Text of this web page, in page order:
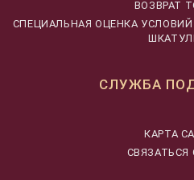
ВОЗВРАТ
CПЕЦИАЛЬНАЯ ОЦЕНКА
СЛУЖБА
КАРТА
СВЯЗАТЬСЯ